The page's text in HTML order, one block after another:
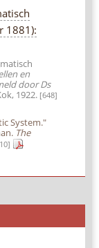
1881):
en
door Ds
1922. [648]
System."
The